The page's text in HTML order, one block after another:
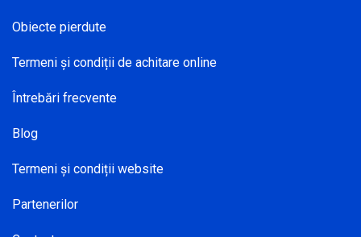
Obiecte pierdute
Termeni și condiții de achitare online
Întrebări frecvente
Blog
Termeni și condiții website
Partenerilor